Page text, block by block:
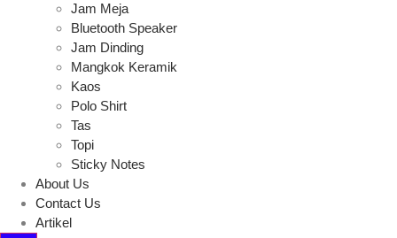
Jam Meja
Bluetooth Speaker
Jam Dinding
Mangkok Keramik
Kaos
Polo Shirt
Tas
Topi
Sticky Notes
About Us
Contact Us
Artikel